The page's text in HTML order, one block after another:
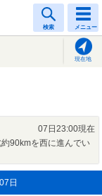
検索 メニュー
現在地
07日23:00現在
90kmを西に進んでい
日